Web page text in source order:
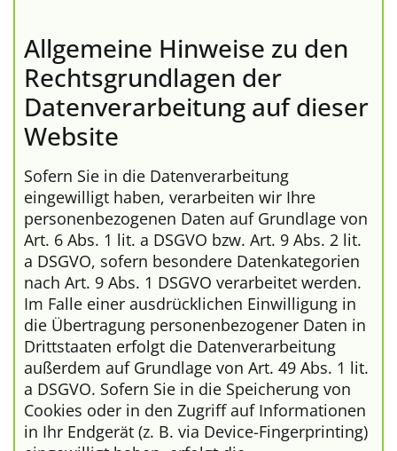
Allgemeine Hinweise zu den
Rechtsgrundlagen der
Datenverarbeitung auf dieser
Website
Sofern Sie in die Datenverarbeitung
eingewilligt haben, verarbeiten wir Ihre
personenbezogenen Daten auf Grundlage von
Art. 6 Abs. 1 lit. a DSGVO bzw. Art. 9 Abs. 2 lit.
a DSGVO, sofern besondere Datenkategorien
nach Art. 9 Abs. 1 DSGVO verarbeitet werden.
Im Falle einer ausdrücklichen Einwilligung in
die Übertragung personenbezogener Daten in
Drittstaaten erfolgt die Datenverarbeitung
außerdem auf Grundlage von Art. 49 Abs. 1 lit.
a DSGVO. Sofern Sie in die Speicherung von
Cookies oder in den Zugriff auf Informationen
in Ihr Endgerät (z. B. via Device-Fingerprinting)